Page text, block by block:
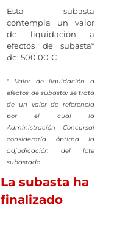
Esta subasta
contempla un valor
de liquidación a
efectos de subasta*
de: 500,00 €
* Valor de liquidación a
efectos de subasta: se trata
de un valor de referencia
por el cual la
Administración Concursal
consideraría óptima la
adjudicación del lote
subastado.
La subasta ha
finalizado